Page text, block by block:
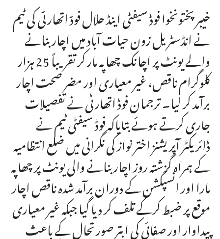
خیبر پختونخوا فوڈ سیفٹی اینڈ حلال فوڈ اتھارٹی کی ٹیم
نے انڈسٹریل زون حیات آباد میں اچار بنانے
والے یونٹ پر اچانک چھاپہ مار کر تقریباً 25 ہزار
کلوگرام ناقص، غیر معیاری اور مضر صحت اچار
برآمد کر لیا۔ ترجمان فوڈ اتھارٹی نے تفصیلات
جاری کرتے ہوئے بتایاکہ فوڈ سیفٹی ٹیم نے
ڈائریکٹر آپریشنز اختر نواز کی نگرانی میں ضلع انتظامیہ
کے ہمراہ گزشتہ روز اچار بنانے والی یونٹ پر چھاپہ
مارا اور انسپکشن کے دوران برآمد شدہ ناقص اچار
موقع پر ضبط کرکے تلف کر دیا گیا جبکہ غیر معیاری
پیداوار اور صفائی کی ابتر صورتحال کے باعث